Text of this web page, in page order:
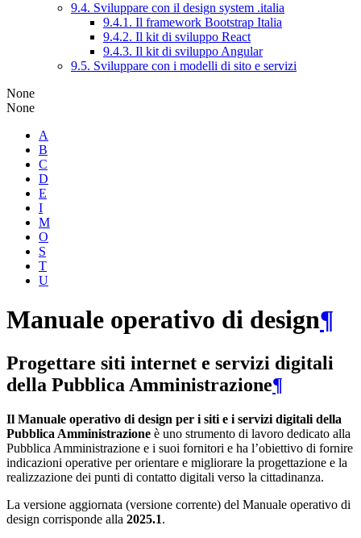
9.4. Sviluppare con il design system .italia
9.4.1. Il framework Bootstrap Italia
9.4.2. Il kit di sviluppo React
9.4.3. Il kit di sviluppo Angular
9.5. Sviluppare con i modelli di sito e servizi
None
None
A
B
C
D
E
I
M
O
S
T
U
Manuale operativo di design¶
Progettare siti internet e servizi digitali
della Pubblica Amministrazione¶
Il Manuale operativo di design per i siti e i servizi digitali della
Pubblica Amministrazione è uno strumento di lavoro dedicato alla
Pubblica Amministrazione e i suoi fornitori e ha l’obiettivo di fornire
indicazioni operative per orientare e migliorare la progettazione e la
realizzazione dei punti di contatto digitali verso la cittadinanza.
La versione aggiornata (versione corrente) del Manuale operativo di
design corrisponde alla 2025.1.